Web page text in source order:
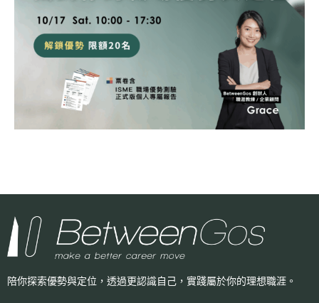
陪你探索優勢與定位，透過更認識自己， 實踐屬於你的理想職涯。